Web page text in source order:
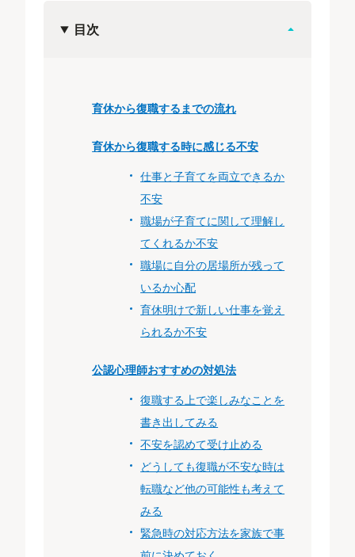
目次
育休から復職するまでの流れ
育休から復職する時に感じる不安
仕事と子育てを両立できるか
不安
職場が子育てに関して理解し
てくれるか不安
職場に自分の居場所が残って
いるか心配
育休明けで新しい仕事を覚え
られるか不安
公認心理師おすすめの対処法
復職する上で楽しみなことを
書き出してみる
不安を認めて受け止める
どうしても復職が不安な時は
転職など他の可能性も考えて
みる
緊急時の対応方法を家族で事